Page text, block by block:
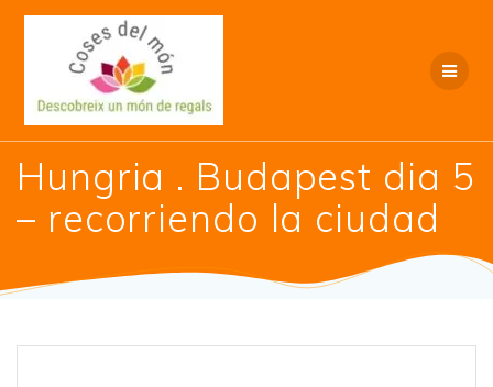
Saltar
contenido
Hungria . Budapest dia 5
– recorriendo la ciudad